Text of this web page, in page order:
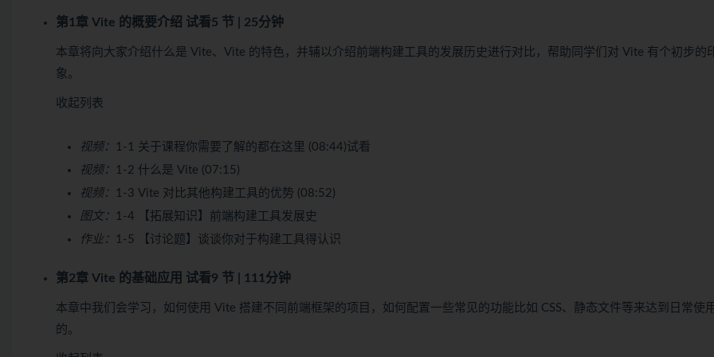
第1章 Vite 的概要介绍 试看5 节 | 25分钟
本章将向大家介绍什么是 Vite、Vite 的特色，并辅以介绍前端构建工具的发展历史进行对比，帮助同学们对 Vite 有个初步的
象。
收起列表
视频： 1-1 关于课程你需要了解的都在这里 (08:44)试看
视频：
1-2 什么是 Vite (07:15)
视频：
1-3 Vite 对比其他构建工具的优势 (08:52)
图文：
1-4 【拓展知识】前端构建工具发展史
作业：
1-5 【讨论题】谈谈你对于构建工具得认识
第2章 Vite 的基础应用 试看9 节 | 111分钟
本章中我们会学习，如何使用 Vite 搭建不同前端框架的项目，如何配置一些常见的功能比如 CSS、静态文件等来达到日常使
的。